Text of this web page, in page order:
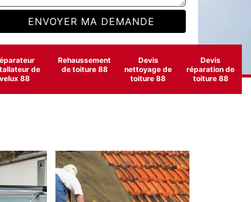
de
velux 88
Rehaussement
de toiture 88
Devis
nettoyage de
toiture 88
Devis
réparation de
toiture 88